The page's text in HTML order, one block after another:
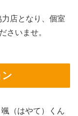
店となり、個室
さいませ。
（はやて）くん